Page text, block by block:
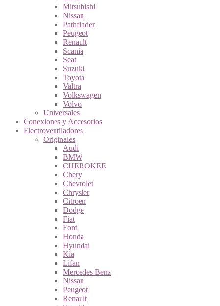
Mitsubishi
Nissan
Pathfinder
Peugeot
Renault
Scania
Seat
Suzuki
Toyota
Valtra
Volkswagen
Volvo
Universales
Conexiones y Accesorios
Electroventiladores
Originales
Audi
BMW
CHEROKEE
Chery
Chevrolet
Chrysler
Citroen
Dodge
Fiat
Ford
Honda
Hyundai
Kia
Lifan
Mercedes Benz
Nissan
Peugeot
Renault